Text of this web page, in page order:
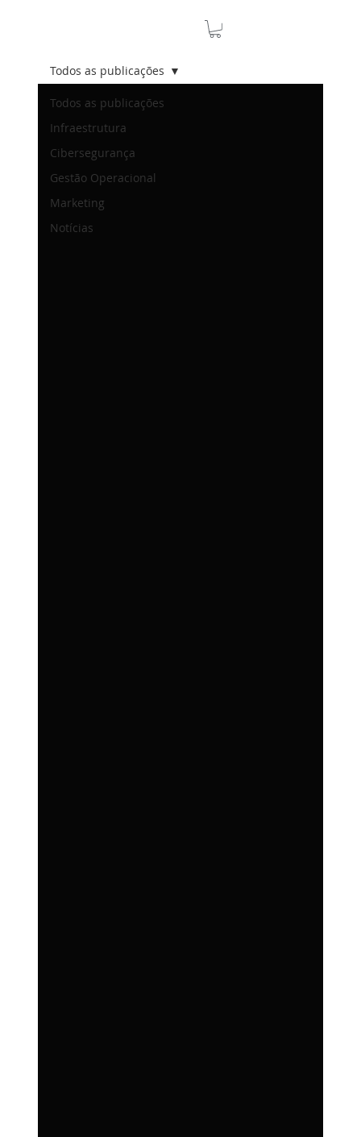
Todos as publicações
Infraestrutura
Cibersegurança
Gestão Operacional
Marketing
Notícias
Todos as publicações